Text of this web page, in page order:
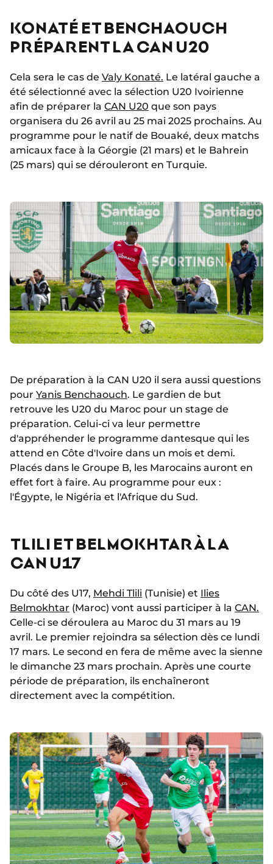
KONATÉ ET BENCHAOUCH
PRÉPARENT LA CAN U20
Cela sera le cas de Valy Konaté. Le latéral gauche a
été sélectionné avec la sélection U20 Ivoirienne
afin de préparer la CAN U20 que son pays
organisera du 26 avril au 25 mai 2025 prochains. Au
programme pour le natif de Bouaké, deux matchs
amicaux face à la Géorgie (21 mars) et le Bahrein
(25 mars) qui se dérouleront en Turquie.
De préparation à la CAN U20 il sera aussi questions
pour Yanis Benchaouch. Le gardien de but
retrouve les U20 du Maroc pour un stage de
préparation. Celui-ci va leur permettre
d'appréhender le programme dantesque qui les
attend en Côte d'Ivoire dans un mois et demi.
Placés dans le Groupe B, les Marocains auront en
effet fort à faire. Au programme pour eux :
l'Égypte, le Nigéria et l'Afrique du Sud.
TLILI ET BELMOKHTAR À LA
CAN U17
Du côté des U17, Mehdi Tlili (Tunisie) et Ilies
Belmokhtar (Maroc) vont aussi participer à la CAN.
Celle-ci se déroulera au Maroc du 31 mars au 19
avril. Le premier rejoindra sa sélection dès ce lundi
17 mars. Le second en fera de même avec la sienne
le dimanche 23 mars prochain. Après une courte
période de préparation, ils enchaîneront
directement avec la compétition.